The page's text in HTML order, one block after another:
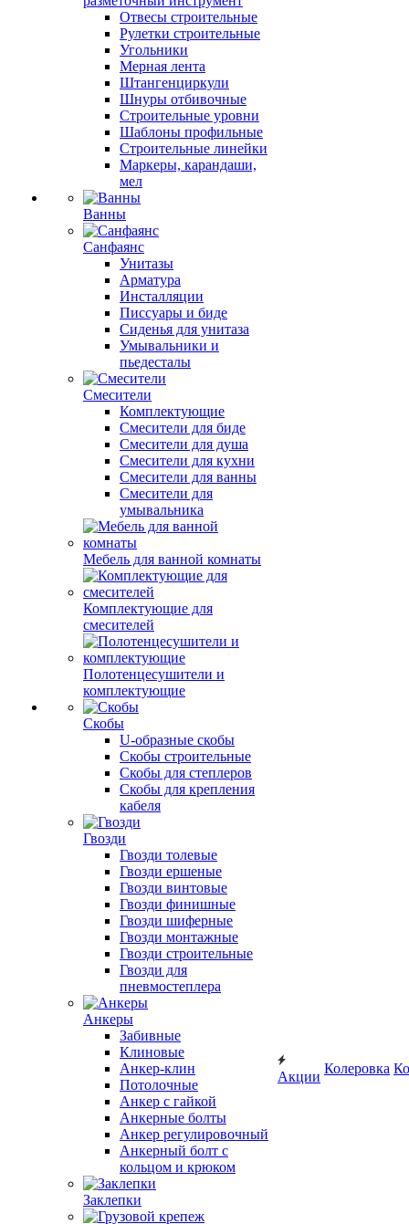
Отвесы строительные
Рулетки строительные
Угольники
Мерная лента
Штангенциркули
Шнуры отбивочные
Строительные уровни
Шаблоны профильные
Строительные линейки
Маркеры, карандаши,
мел
Ванны
Санфаянс
Унитазы
Арматура
Инсталляции
Писсуары и биде
Сиденья для унитаза
Умывальники и
пьедесталы
Смесители
Комплектующие
Смесители для биде
Смесители для душа
Смесители для кухни
Смесители для ванны
Смесители для
умывальника
Мебель для ванной комнаты
Комплектующие для
смесителей
Полотенцесушители и
комплектующие
Скобы
U-образные скобы
Скобы строительные
Скобы для степлеров
Скобы для крепления
кабеля
Гвозди
Гвозди толевые
Гвозди ершеные
Гвозди винтовые
Гвозди финишные
Гвозди шиферные
Гвозди монтажные
Гвозди строительные
Гвозди для
пневмостеплера
Анкеры
Забивные
Клиновые
Анкер-клин
Потолочные
Анкер с гайкой
Анкерные болты
Анкер регулировочный
Анкерный болт с
кольцом и крюком
Заклепки
Акции
Колеровка